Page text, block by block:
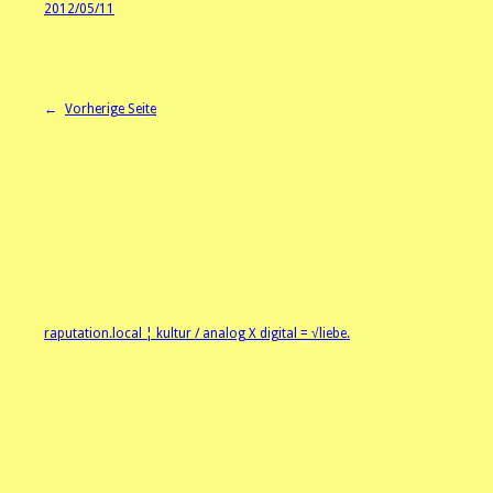
2012/05/11
← Vorherige Seite
raputation.local ¦ kultur / analog X digital = √liebe.